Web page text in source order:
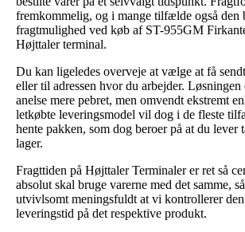
fremkommelig, og i mange tilfælde også den
fragtmulighed ved køb af ST-955GM
Højttaler terminal.
Du kan ligeledes overveje at vælge at få
eller til adressen hvor du arbejder.
anelse mere pebret, men omvendt ekstremt
letkøbte leveringsmodel vil dog i de fleste
hente pakken, som dog beroer på at du lever
lager.
Fragttiden på Højttaler Terminaler er ret så
absolut skal bruge varerne med det samme,
utvivlsomt meningsfuldt at vi kontrollerer den
leveringstid på det respektive produkt.